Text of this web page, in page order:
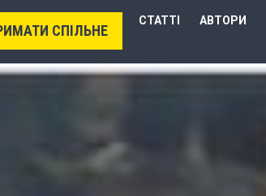
СПІЛЬНЕ
СТАТТІ АВТОРИ